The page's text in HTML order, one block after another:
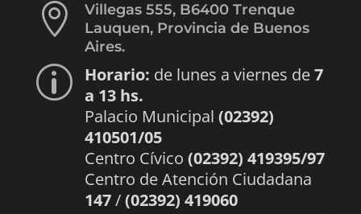

Villegas 555, B6400 Trenque
Lauquen, Provincia de Buenos
Aires.
p Horario: de lunes a viernes de7
a 13 hs.
Palacio Municipal (02392)
410501/05
Centro Cívico (02392) 419395/97
Centro de Atención Ciudadana
147/(02392) 419060